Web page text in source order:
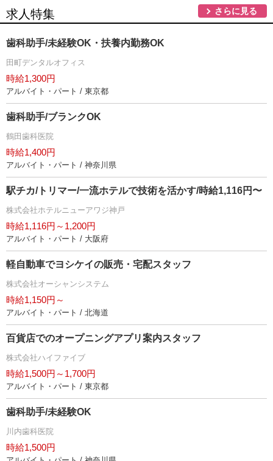
求人特集 さらに見る
歯科助手/未経験OK・扶養内勤務OK
田町デンタルオフィス
時給1,300円
アルバイト・パート / 東京都
歯科助手/ブランクOK
鶴田歯科医院
時給1,400円
アルバイト・パート / 神奈川県
駅チカ/トリマー/一流ホテルで技術を活かす/時給1,116円〜
株式会社ホテルニューアワジ神戸
時給1,116円～1,200円
アルバイト・パート / 大阪府
軽自動車でヨシケイの販売・宅配スタッフ
株式会社オーシャンシステム
時給1,150円～
アルバイト・パート / 北海道
百貨店でのオープニングアプリ案内スタッフ
株式会社ハイファイブ
時給1,500円～1,700円
アルバイト・パート / 東京都
歯科助手/未経験OK
川内歯科医院
時給1,500円